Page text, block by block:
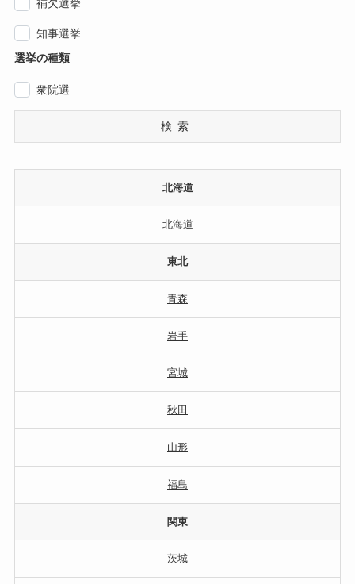
補欠選挙
知事選挙
選挙の種類
衆院選
検索
北海道
北海道
東北
青森
岩手
宮城
秋田
山形
福島
関東
茨城